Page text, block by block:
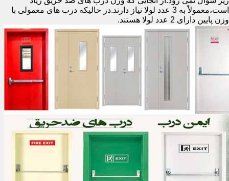
است،معمولاً به 3 عدد لولا نیاز دارند.در حالیکه درب های معمولی با
وزن پایین دارای 2 عدد لولا هستند.